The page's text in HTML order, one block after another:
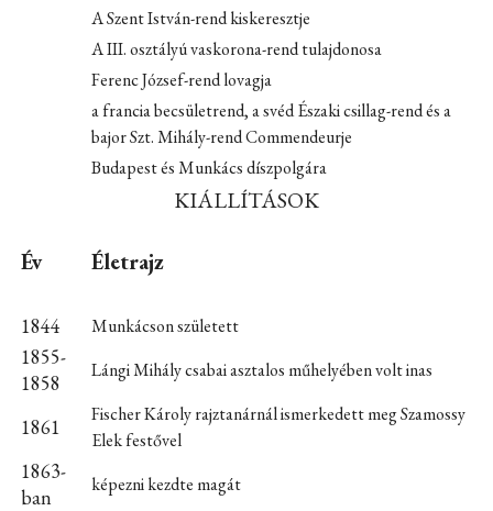
A Szent István-rend kiskeresztje
A III. osztályú vaskorona-rend tulajdonosa
Ferenc József-rend lovagja
a francia becsületrend, a svéd Északi csillag-rend és a
bajor Szt. Mihály-rend Commendeurje
Budapest és Munkács díszpolgára
KIÁLLÍTÁSOK
Év Életrajz
1844 Munkácson született
1855-
1858
Lángi Mihály csabai asztalos műhelyében volt inas
1861
Fischer Károly rajztanárnál ismerkedett meg Szamossy
Elek festővel
1863-
ban
képezni kezdte magát